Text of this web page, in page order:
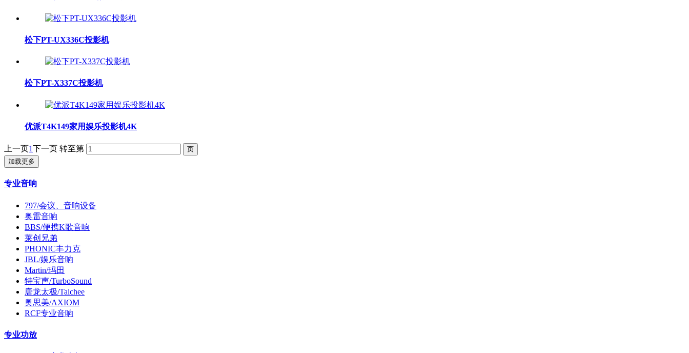
松下PT-UX336C投影机
松下PT-X337C投影机
优派T4K149家用娱乐投影机4K
上一页1下一页 转至第
加载更多
专业音响
797/会议、音响设备
奥雷音响
BBS/便携K歌音响
莱创兄弟
PHONIC丰力克
JBL/娱乐音响
Martin/玛田
特宝声/TurboSound
唐龙太极/Taichee
奥思美/AXIOM
RCF专业音响
专业功放